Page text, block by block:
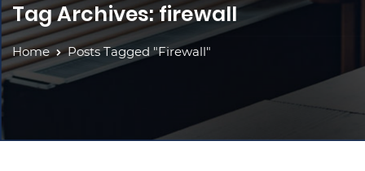
Tag Archives: firewall
Home Posts Tagged "firewall"